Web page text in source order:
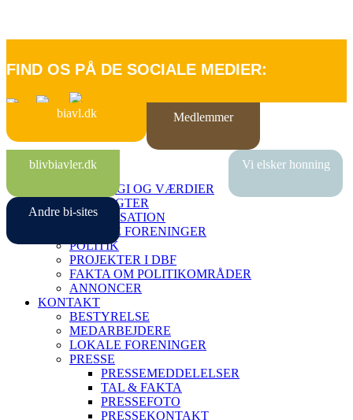
FIND OS PÅ DE SOCIALE MEDIER:
biavl.dk Medlemmer
blivbiavler.dk Vi elsker honning
Andre bi-sites
FORSIDE
STRATEGI OG VÆRDIER
VEDTÆGTER
ORGANISATION
LOKALE FORENINGER
POLITIK
PROJEKTER I DBF
FAKTA OM POLITIKOMRÅDER
ANNONCER
KONTAKT
BESTYRELSE
MEDARBEJDERE
LOKALE FORENINGER
PRESSE
PRESSEMEDDELELSER
TAL & FAKTA
PRESSEFOTO
PRESSEKONTAKT